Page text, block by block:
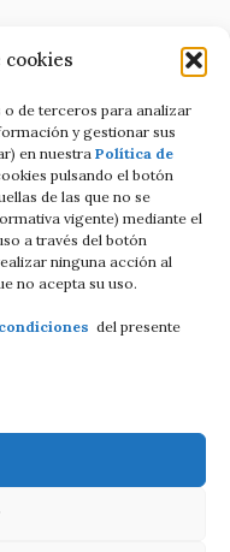
de terceros para analizar
y gestionar sus
en nuestra Política de
pulsando el botón
de las que no se
vigente) mediante el
a través del botón
ninguna acción al
no acepta su uso.
del presente
8